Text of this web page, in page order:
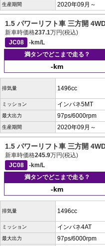
生産期間 2020年09月～
1.5 パワーリフト車 三方開
新車時価格237.1万円(税込)
JC08
-km/L
満タンでどこまで走る？
-km
排気量 1496cc
ミッション インパネ5MT
最大出力 97ps/6000rpm
生産期間 2020年09月～
1.5 パワーリフト車 三方開
新車時価格245.9万円(税込)
JC08
-km/L
満タンでどこまで走る？
-km
排気量 1496cc
ミッション インパネ4AT
最大出力 97ps/6000rpm